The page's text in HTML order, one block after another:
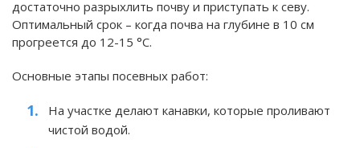
достаточно разрыхлить почву и приступать к севу.
Оптимальный срок – когда почва на глубине в 10 см
прогреется до 12-15 °C.
Основные этапы посевных работ:
На участке делают канавки, которые проливают
чистой водой.